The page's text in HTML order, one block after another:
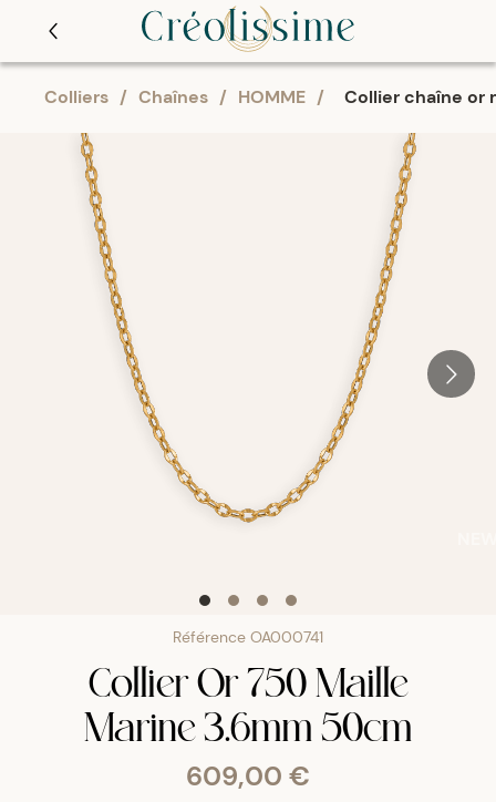
Colliers / Chaînes / HOMME / Collier chaîne or
Référence OA000741
Collier Or 750 Maille
Marine 3.6mm 50cm
609,00 €